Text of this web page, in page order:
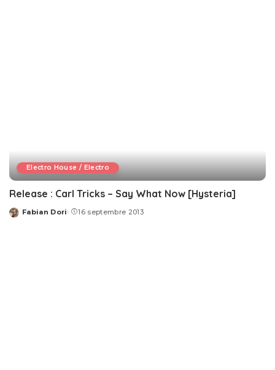
Electro House / Electro
Release : Carl Tricks – Say What Now [Hysteria]
Posted
Fabian Dori 16 septembre 2013